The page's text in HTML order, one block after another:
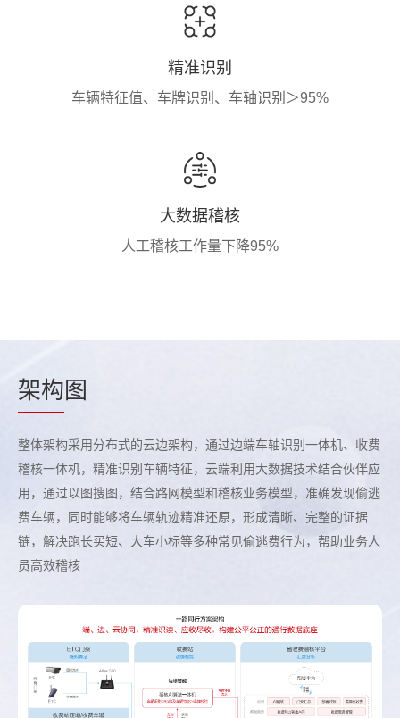
精准识别
车辆特征值、车牌识别、车轴识别＞95%
大数据稽核
人工稽核工作量下降95%
架构图
整体架构采用分布式的云边架构，通过边端车轴识别一体机、收费
稽核一体机，精准识别车辆特征，云端利用大数据技术结合伙伴应
用，通过以图搜图，结合路网模型和稽核业务模型，准确发现偷逃
费车辆，同时能够将车辆轨迹精准还原，形成清晰、完整的证据
链，解决跑长买短、大车小标等多种常见偷逃费行为，帮助业务人
员高效稽核